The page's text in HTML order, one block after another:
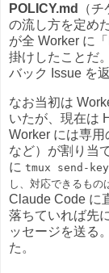
POLICY.md
（
の流し方を定め
が全 Worker に
掛けしたことだ
バック Issue を
なお当初は
いたが、現在は
Worker には専用
など）が割り当
に tmux send-
し、対応できるも
Claude Code に
落ちていれば先
ッセージを送る
た。